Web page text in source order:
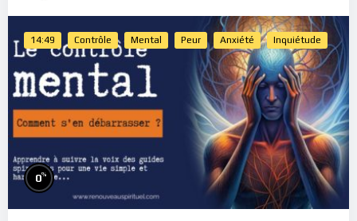
14:49 Contrôle Mental Peur Anxiété Inquiétude
0%